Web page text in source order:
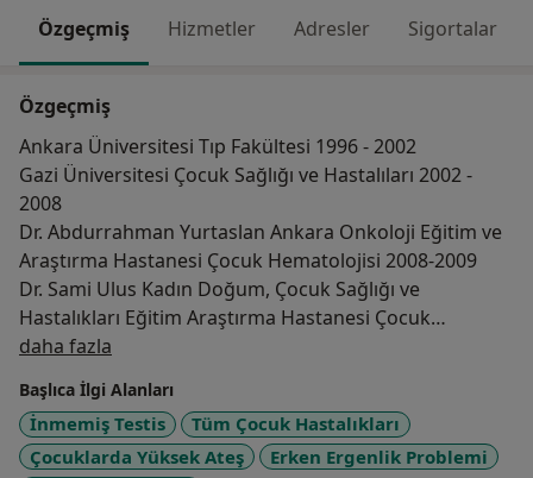
Özgeçmiş Hizmetler Adresler Sigortalar
Özgeçmiş
Ankara Üniversitesi Tıp Fakültesi 1996 - 2002
Gazi Üniversitesi Çocuk Sağlığı ve Hastalıları 2002 -
2008
Dr. Abdurrahman Yurtaslan Ankara Onkoloji Eğitim ve
Araştırma Hastanesi Çocuk Hematolojisi 2008-2009
Dr. Sami Ulus Kadın Doğum, Çocuk Sağlığı ve
Hastalıkları Eğitim Araştırma Hastanesi Çocuk
Endokrinolojisi 2009-2013
Pamukkale Üniversitesi Tıp Fakültesi Çocuk Sağlığı ve
Hastalıkları Anabilim Dalı 2013 - 2016
London Great Ormond Street Hospital For Children
ESPE Clinical Fellow 2014
daha fazla
Başlıca İlgi Alanları
İnmemiş Testis
Tüm Çocuk Hastalıkları
Çocuklarda Yüksek Ateş
Erken Ergenlik Problemi